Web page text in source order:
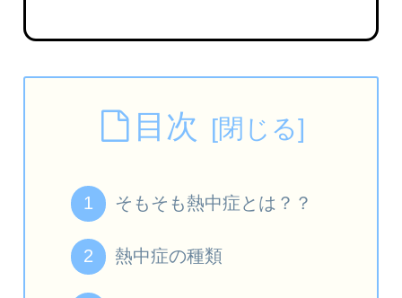
目次
そもそも熱中症とは？？
熱中症の種類